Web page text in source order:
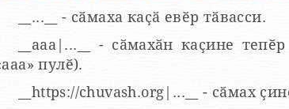
__...__ - сӑмаха каҫӑ евӗр тӑвасси.
__aaa|...__ - сӑмахӑн каҫине
пулӗ).
__https://chuvash.org|...__ - сӑмах